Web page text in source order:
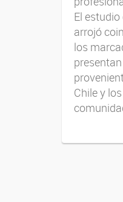
El
arrojó
los
Chile y